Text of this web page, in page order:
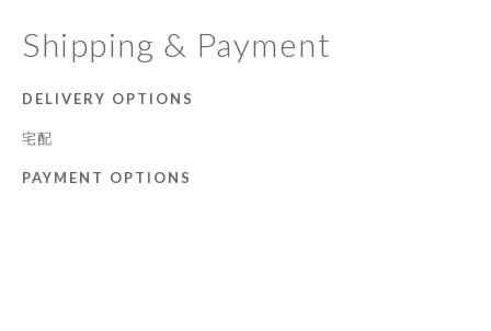
Shipping & Payment
DELIVERY OPTIONS
宅配
PAYMENT OPTIONS